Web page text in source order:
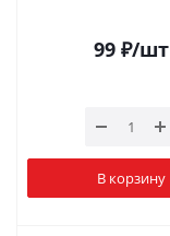
99₽/шт
В корзину